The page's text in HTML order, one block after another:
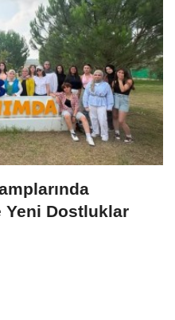
Yeni Dostluklar